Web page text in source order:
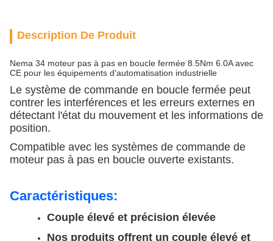
Description De Produit
Nema 34 moteur pas à pas en boucle fermée 8.5Nm 6.0A avec
CE pour les équipements d'automatisation industrielle
Le système de commande en boucle fermée peut
contrer les interférences et les erreurs externes en
détectant l'état du mouvement et les informations de
position.
Compatible avec les systèmes de commande de
moteur pas à pas en boucle ouverte existants.
Caractéristiques:
Couple élevé et précision élevée
Nos produits offrent un couple élevé et